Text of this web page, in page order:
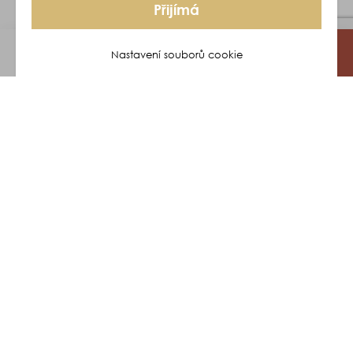
Přijímá
Nastavení souborů cookie